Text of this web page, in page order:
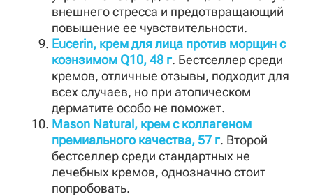
внешнего стресса и предотвращающий
повышение ее чувствительности.
Eucerin, крем для лица против морщин с
коэнзимом Q10, 48 г. Бестселлер среди
кремов, отличные отзывы, подходит для
всех случаев, но при атопическом
дерматите особо не поможет.
Mason Natural, крем с коллагеном
премиального качества, 57 г. Второй
бестселлер среди стандартных не
лечебных кремов, однозначно стоит
попробовать.